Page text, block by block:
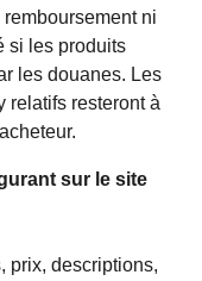
ni
si les produits
les douanes. Les
relatifs resteront à
sur le site
prix, descriptions,